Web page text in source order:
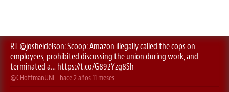
RT @josheidelson: Scoop: Amazon illegally called the cops on
employees, prohibited discussing the union during work, and
terminated a… https://t.co/G892Yzg8Sh —
@CHoffmanUNI - hace 2 años 11 meses